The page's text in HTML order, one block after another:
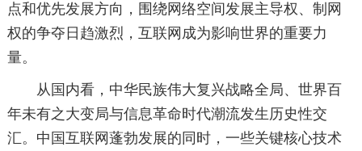
点和优先发展方向，围绕网络空间发展主导权、制网
权的争夺日趋激烈，互联网成为影响世界的重要力
量。
从国内看，中华民族伟大复兴战略全局、世界百
年未有之大变局与信息革命时代潮流发生历史性交
汇。中国互联网蓬勃发展的同时，一些关键核心技术